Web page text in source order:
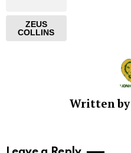
ZEUS
COLLINS
Written by